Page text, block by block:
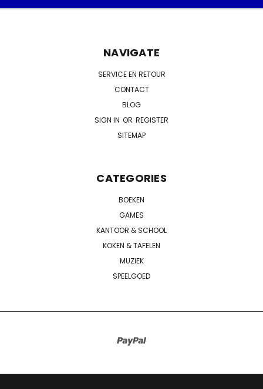
NAVIGATE
SERVICE EN RETOUR
CONTACT
BLOG
SIGN IN OR REGISTER
SITEMAP
CATEGORIES
BOEKEN
GAMES
KANTOOR & SCHOOL
KOKEN & TAFELEN
MUZIEK
SPEELGOED